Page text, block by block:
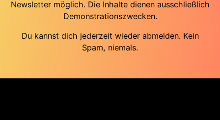
Newsletter möglich. Die Inhalte dienen ausschließlich
Demonstrationszwecken.
Du kannst dich jederzeit wieder abmelden. Kein
Spam, niemals.